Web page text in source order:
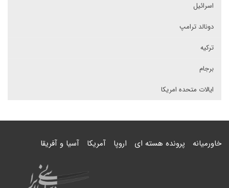
اسرائیل
دونالد ترامپ
ترکیه
برجام
ایالات متحده امریکا
خاورمیانه پرونده هسته ای اروپا آمریکا آسیا و آفریقا